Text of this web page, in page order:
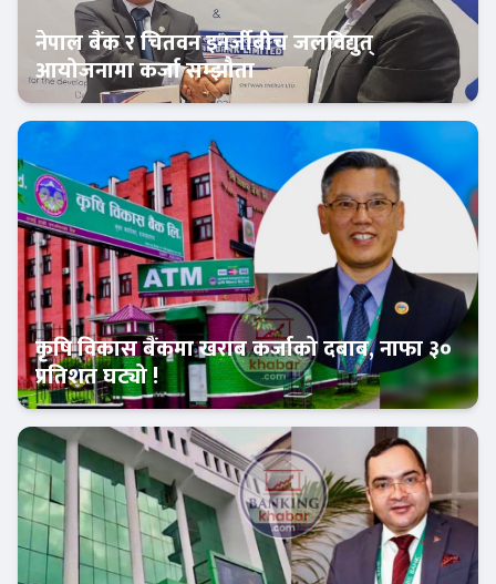
बैंक-वित्त
नेपाल बैंक र चितवन इनर्जीबीच जलविद्युत्
आयोजनामा कर्जा सम्झौता
Banner News
कृषि विकास बैंकमा खराब कर्जाको दबाब, नाफा ३०
प्रतिशत घट्यो !